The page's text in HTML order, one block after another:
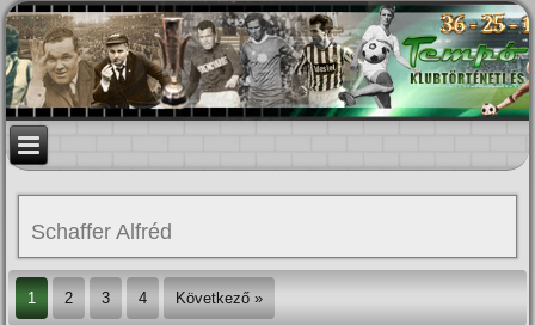
Schaffer Alfréd
1 2 3 4 Következő »